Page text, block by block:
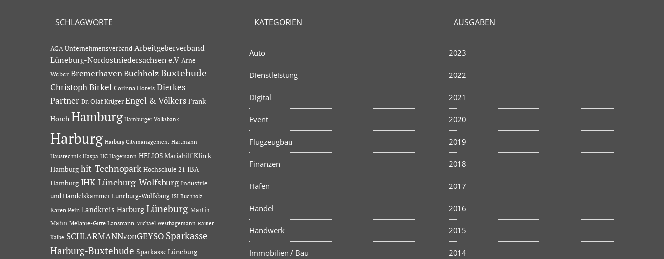
SCHLAGWORTE
AGA Unternehmensverband Arbeitgeberverband
Lüneburg-Nordostniedersachsen e.V Arne
Weber BremerhavenBuchholzBuxtehude
Christoph Birkel Corinna Horeis Dierkes
Partner Dr. Olaf Krüger Engel & Völkers Frank
Horch Hamburg Hamburger Volksbank
Harburg Harburg Citymanagement Hartmann
Haustechnik Haspa HC Hagemann HELIOS Mariahilf Klinik
Hamburg hit-Technopark Hochschule 21 IBA
Hamburg IHK Lüneburg-Wolfsburg Industrie-
und Handelskammer Lüneburg-Wolfsburg ISI Buchholz
Karen Pein Landkreis Harburg Lüneburg Martin
Mahn Melanie-Gitte Lansmann Michael Westhagemann Rainer
Kalbe SCHLARMANNvonGEYSO Sparkasse
Harburg-Buxtehude Sparkasse Lüneburg
KATEGORIEN
Auto
Dienstleistung
Digital
Event
Flugzeugbau
Finanzen
Hafen
Handel
Handwerk
Immobilien / Bau
AUSGABEN
2023
2022
2021
2020
2019
2018
2017
2016
2015
2014